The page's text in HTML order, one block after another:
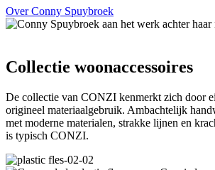
Over Conny Spuybroek
Collectie woonaccessoires
De collectie van CONZI kenmerkt zich door
origineel materiaalgebruik. Ambachtelijk
met moderne materialen, strakke lijnen en
is typisch CONZI.